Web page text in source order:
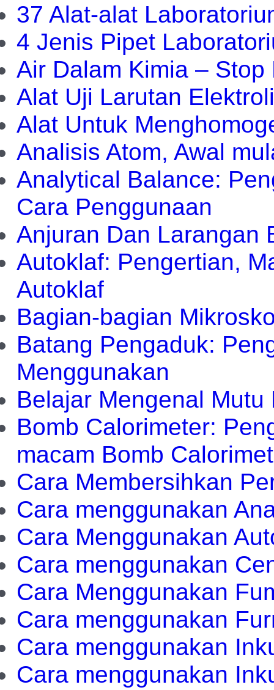
37 Alat-alat
4 Jenis Pipet
Air Dalam Kimia –
Alat Uji Larutan
Alat Untuk
Analisis Atom, Awal
Analytical Balance:
Cara Penggunaan
Anjuran Dan Larangan
Autoklaf: Pengertian,
Autoklaf
Bagian-bagian
Batang Pengaduk:
Menggunakan
Belajar Mengenal Mutu
Bomb Calorimeter:
macam Bomb
Cara Membersihkan
Cara menggunakan
Cara Menggunakan
Cara menggunakan
Cara Menggunakan
Cara menggunakan
Cara menggunakan
Cara menggunakan